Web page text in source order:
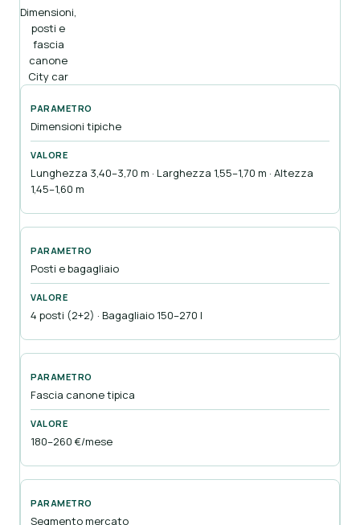
Dimensioni,
posti e
fascia
canone
City car
Dimensioni tipiche
Lunghezza 3,40–3,70 m · Larghezza 1,55–1,70 m · Altezza
1,45–1,60 m
Posti e bagagliaio
4 posti (2+2) · Bagagliaio 150–270 l
Fascia canone tipica
180–260 €/mese
Segmento mercato